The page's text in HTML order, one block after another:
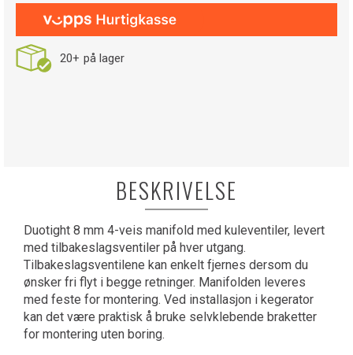
20+ på lager
BESKRIVELSE
Duotight 8 mm 4-veis manifold med kuleventiler, levert
med tilbakeslagsventiler på hver utgang.
Tilbakeslagsventilene kan enkelt fjernes dersom du
ønsker fri flyt i begge retninger. Manifolden leveres
med feste for montering. Ved installasjon i kegerator
kan det være praktisk å bruke selvklebende braketter
for montering uten boring.